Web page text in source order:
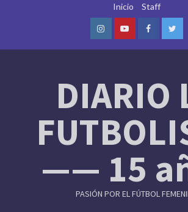
Inicio Staff
InstagramYoutubeFacebook
DIARIO
—— 15
PASIÓN POR EL FÚTBOL